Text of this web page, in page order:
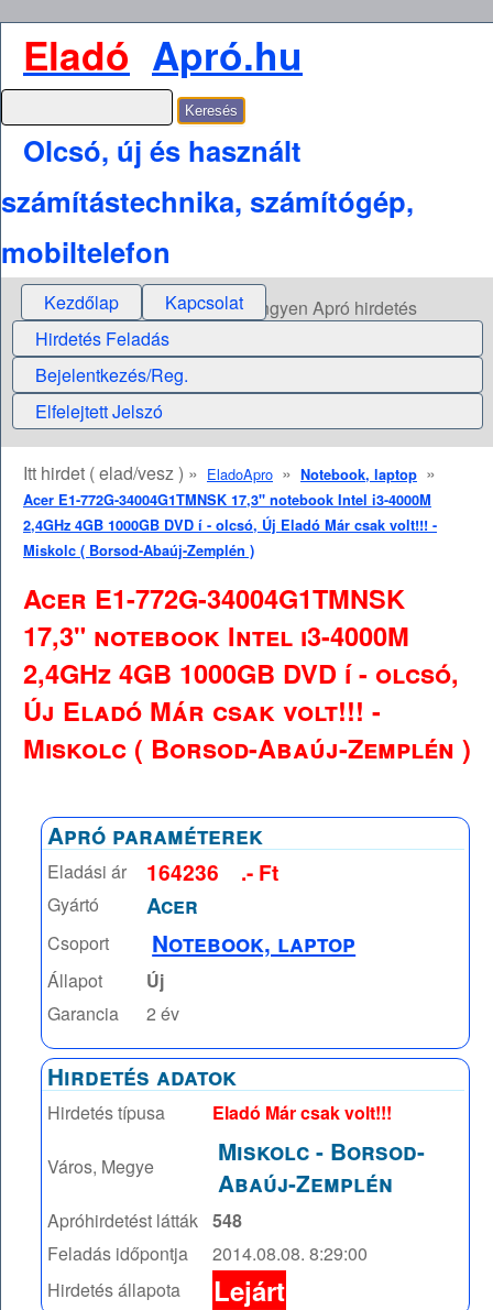
Eladó Apró.hu
Olcsó, új és használt
számítástechnika, számítógép,
mobiltelefon
Kezdőlap Kapcsolat
Ingyen Apró hirdetés
Hirdetés Feladás
Bejelentkezés/Reg.
Elfelejtett Jelszó
Itt hirdet ( elad/vesz ) » EladoApro » Notebook, laptop »
Acer E1-772G-34004G1TMNSK 17,3" notebook Intel i3-4000M
2,4GHz 4GB 1000GB DVD í - olcsó, Új Eladó Már csak volt!!! -
Miskolc ( Borsod-Abaúj-Zemplén )
Acer E1-772G-34004G1TMNSK
17,3" notebook Intel i3-4000M
2,4GHz 4GB 1000GB DVD í - olcsó,
Új Eladó Már csak volt!!! -
Miskolc ( Borsod-Abaúj-Zemplén )
Apró paraméterek
Eladási ár 164236 .- Ft
Gyártó Acer
Csoport Notebook, laptop
Állapot
Új
Garancia
2 év
Hirdetés adatok
Hirdetés típusa Eladó Már csak volt!!!
Város, Megye Miskolc- Borsod-
Abaúj-Zemplén
Apróhirdetést látták 548
Feladás időpontja
2014.08.08. 8:29:00
Hirdetés állapota
Lejárt